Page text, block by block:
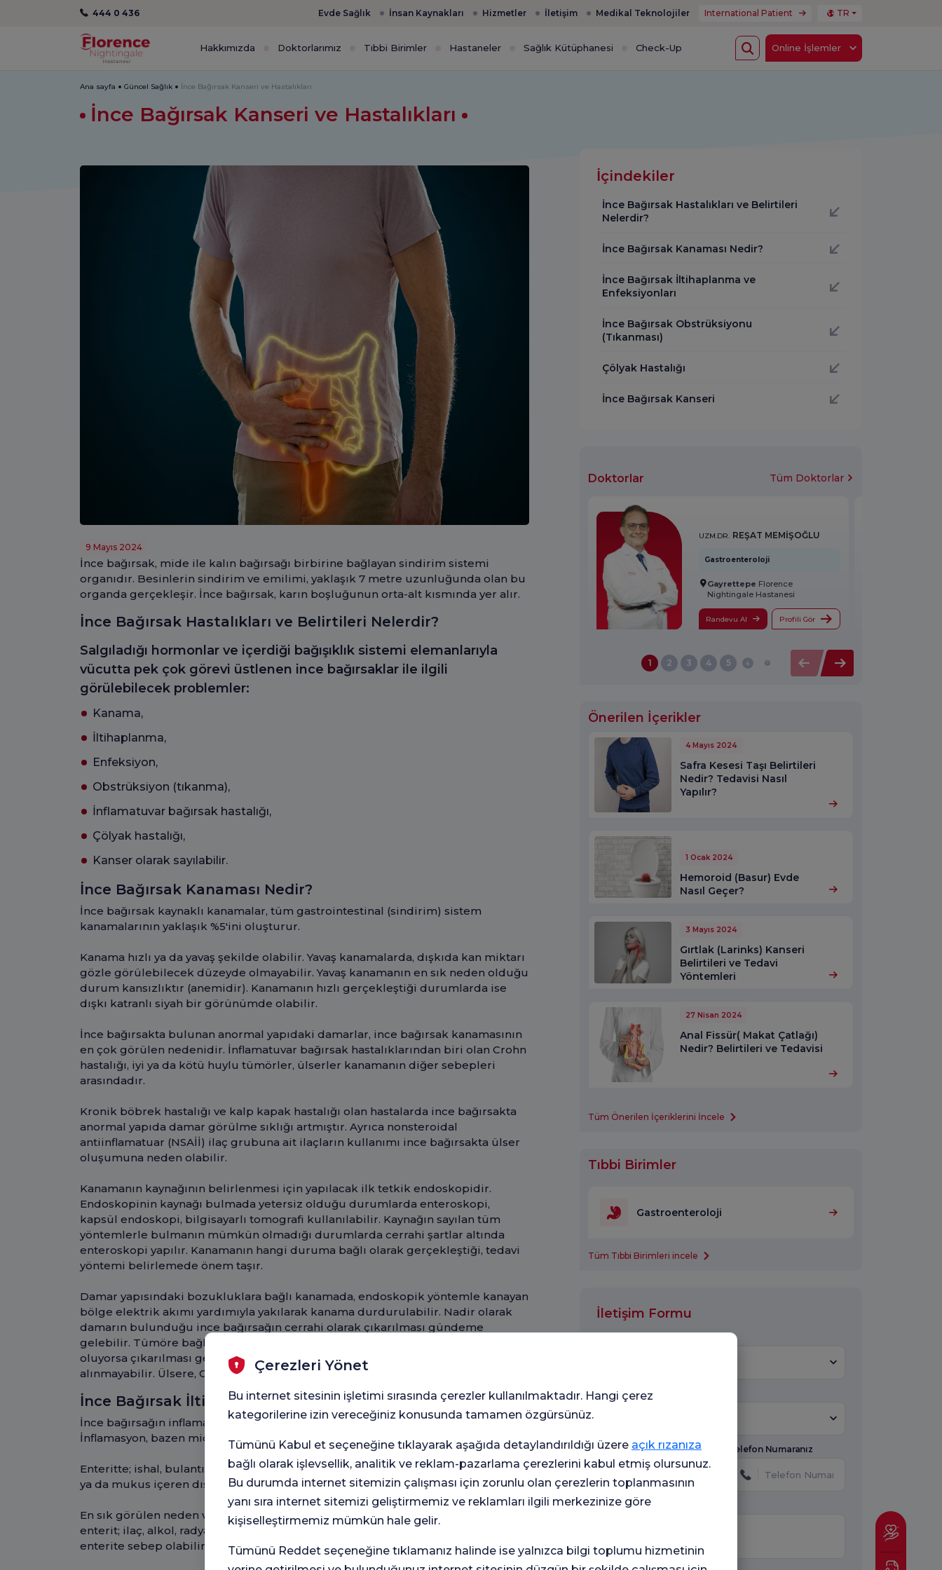
444 0 436 Evde Sağlık İnsan Kaynakları Hizmetler İletişim Medikal Teknolojiler International Patient TR
Hakkımızda Doktorlarımız Tıbbi Birimler Hastaneler Sağlık Kütüphanesi Check-Up Online İşlemler
Ana sayfa Güncel Sağlık İnce Bağırsak Kanseri ve Hastalıkları
İnce Bağırsak Kanseri ve Hastalıkları
9 Mayıs 2024
İnce bağırsak, mide ile kalın bağırsağı birbirine bağlayan sindirim sistemi
organıdır. Besinlerin sindirim ve emilimi, yaklaşık 7 metre uzunluğunda olan bu
organda gerçekleşir. İnce bağırsak, karın boşluğunun orta-alt kısmında yer alır.
İnce Bağırsak Hastalıkları ve Belirtileri Nelerdir?
Salgıladığı hormonlar ve içerdiği bağışıklık sistemi elemanlarıyla
vücutta pek çok görevi üstlenen ince bağırsaklar ile ilgili
görülebilecek problemler:
Kanama,
İltihaplanma,
Enfeksiyon,
Obstrüksiyon (tıkanma),
İnflamatuvar bağırsak hastalığı,
Çölyak hastalığı,
Kanser olarak sayılabilir.
İnce Bağırsak Kanaması Nedir?
İnce bağırsak kaynaklı kanamalar, tüm gastrointestinal (sindirim) sistem
kanamalarının yaklaşık %5'ini oluşturur.
Kanama hızlı ya da yavaş şekilde olabilir. Yavaş kanamalarda, dışkıda kan miktarı
gözle görülebilecek düzeyde olmayabilir. Yavaş kanamanın en sık neden olduğu
durum kansızlıktır (anemidir). Kanamanın hızlı gerçekleştiği durumlarda ise
dışkı katranlı siyah bir görünümde olabilir.
İnce bağırsakta bulunan anormal yapıdaki damarlar, ince bağırsak kanamasının
en çok görülen nedenidir. İnflamatuvar bağırsak hastalıklarından biri olan Crohn
hastalığı, iyi ya da kötü huylu tümörler, ülserler kanamanın diğer sebepleri
arasındadır.
Kronik böbrek hastalığı ve kalp kapak hastalığı olan hastalarda ince bağırsakta
anormal yapıda damar görülme sıklığı artmıştır. Ayrıca nonsteroidal
antiinflamatuar (NSAİİ) ilaç grubuna ait ilaçların kullanımı ince bağırsakta ülser
oluşumuna neden olabilir.
Kanamanın kaynağının belirlenmesi için yapılacak ilk tetkik endoskopidir.
Endoskopinin kaynağı bulmada yetersiz olduğu durumlarda enteroskopi,
kapsül endoskopi, bilgisayarlı tomografi kullanılabilir. Kaynağın sayılan tüm
yöntemlerle bulmanın mümkün olmadığı durumlarda cerrahi şartlar altında
enteroskopi yapılır. Kanamanın hangi duruma bağlı olarak gerçekleştiği, tedavi
yöntemi belirlemede önem taşır.
Damar yapısındaki bozukluklara bağlı kanamada, endoskopik yöntemle kanayan
bölge elektrik akımı yardımıyla yakılarak kanama durdurulabilir. Nadir olarak
damarın bulunduğu ince bağırsağın cerrahi olarak çıkarılması gündeme
gelebilir. Tümöre bağlı kanamada eğer tümör şiddetli bir kanamaya neden
oluyorsa çıkarılması gerekir. Az miktarda kanamaya yol açan tümörler
alınmayabilir. Ülsere, Crohn hastalığına bağlı kanamalar ilaçla tedavi edilebilir.
İnce Bağırsak İltihaplanma ve Enfeksiyonları
İnce bağırsağın inflamasyonu (iltihaplanması), enterit olarak da adlandırılır.
İnflamasyon, bazen midede ve kalın bağırsakta da görülebilir.
Enteritte; ishal, bulantı, kusma, iştah kaybı, karın ağrısı, rektumda ağrı ve kanama
ya da mukus içeren dışkı, ateş görülebilir.
En sık görülen neden viral veya bakteriyel enfeksiyona bağlıdır. Bunun yanında
enterit; ilaç, alkol, radyasyon ile ilişkili olarak da gelişebilir. Crohn hastalığı da
enterite sebep olabilir.
İçindekiler
İnce Bağırsak Hastalıkları ve Belirtileri
Nelerdir?
İnce Bağırsak Kanaması Nedir?
İnce Bağırsak İltihaplanma ve
Enfeksiyonları
İnce Bağırsak Obstrüksiyonu
(Tıkanması)
Çölyak Hastalığı
İnce Bağırsak Kanseri
Doktorlar Tüm Doktorlar
UZM.DR. REŞAT MEMİŞOĞLU
Gastroenteroloji
Gayrettepe Florence
Nightingale Hastanesi
Randevu Al Profili Gör
1 2 3 4 5 6
Önerilen İçerikler
4 Mayıs 2024
Safra Kesesi Taşı Belirtileri
Nedir? Tedavisi Nasıl
Yapılır?
1 Ocak 2024
Hemoroid (Basur) Evde
Nasıl Geçer?
3 Mayıs 2024
Gırtlak (Larinks) Kanseri
Belirtileri ve Tedavi
Yöntemleri
27 Nisan 2024
Anal Fissür( Makat Çatlağı)
Nedir? Belirtileri ve Tedavisi
Tüm Önerilen İçeriklerini İncele
Tıbbi Birimler
Gastroenteroloji
Tüm Tıbbi Birimleri incele
İletişim Formu
Lütfen Konu Seçiniz
Adınız Telefon Numaranız
Mesaj
Çerezleri Yönet
Bu internet sitesinin işletimi sırasında çerezler kullanılmaktadır. Hangi çerez
kategorilerine izin vereceğiniz konusunda tamamen özgürsünüz.
Tümünü Kabul et seçeneğine tıklayarak aşağıda detaylandırıldığı üzere açık rızanıza
bağlı olarak işlevsellik, analitik ve reklam-pazarlama çerezlerini kabul etmiş olursunuz.
Bu durumda internet sitemizin çalışması için zorunlu olan çerezlerin toplanmasının
yanı sıra internet sitemizi geliştirmemiz ve reklamları ilgili merkezinize göre
kişiselleştirmemiz mümkün hale gelir.
Tümünü Reddet seçeneğine tıklamanız halinde ise yalnızca bilgi toplumu hizmetinin